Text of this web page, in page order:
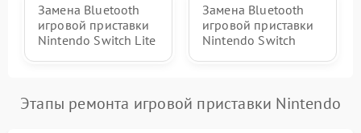
Замена Bluetooth
игровой приставки
Nintendo Switch Lite
Замена Bluetooth
игровой приставки
Nintendo Switch
Этапы ремонта игровой приставки Nintendo